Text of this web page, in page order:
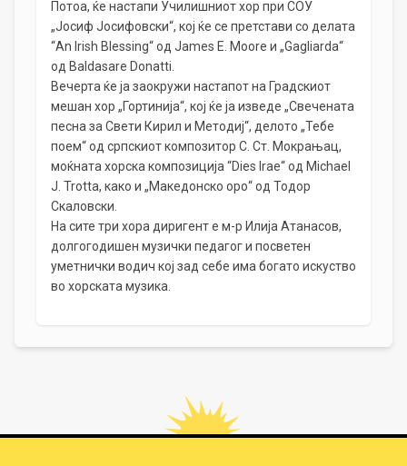
Потоа, ќе настапи Училишниот хор при СОУ
„Јосиф Јосифовски“, кој ќе се претстави со делата
“An Irish Blessing“ од James E. Moore и „Gagliarda“
од Baldasare Donatti.
Вечерта ќе ја заокружи настапот на Градскиот
мешан хор „Гортинија“, кој ќе ја изведе „Свечената
песна за Свети Кирил и Методиј“, делото „Тебе
поем“ од српскиот композитор С. Ст. Мокрањац,
моќната хорска композиција “Dies Irae“ од Michael
J. Trotta, како и „Македонско оро“ од Тодор
Скаловски.
На сите три хора диригент е м-р Илија Атанасов,
долгогодишен музички педагог и посветен
уметнички водич кој зад себе има богато искуство
во хорската музика.